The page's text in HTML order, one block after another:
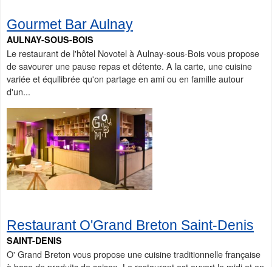
Gourmet Bar Aulnay
AULNAY-SOUS-BOIS
Le restaurant de l'hôtel Novotel à Aulnay-sous-Bois vous propose
de savourer une pause repas et détente. A la carte, une cuisine
variée et équilibrée qu'on partage en ami ou en famille autour
d'un...
Restaurant O'Grand Breton Saint-Denis
SAINT-DENIS
O' Grand Breton vous propose une cuisine traditionnelle française